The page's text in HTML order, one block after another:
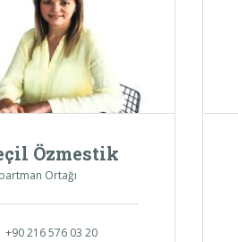
Özmestik
Ortağı
+90 216 576 03 20